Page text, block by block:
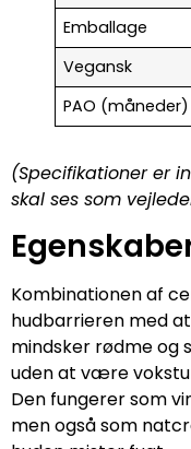
Emballage
Vegansk
PAO (måneder)
(Specifikationer er
skal ses som
Kombinationen af
hudbarrieren med
mindsker rødme og
uden at være
Den fungerer som
men også som